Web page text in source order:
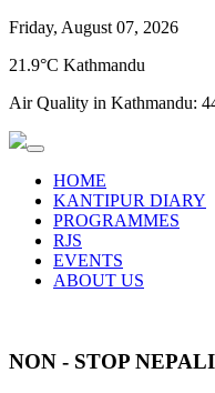
Friday, August 07, 2026
21.9°C Kathmandu
Air Quality in Kathmandu:
HOME
KANTIPUR DIARY
PROGRAMMES
RJS
EVENTS
ABOUT US
NON - STOP